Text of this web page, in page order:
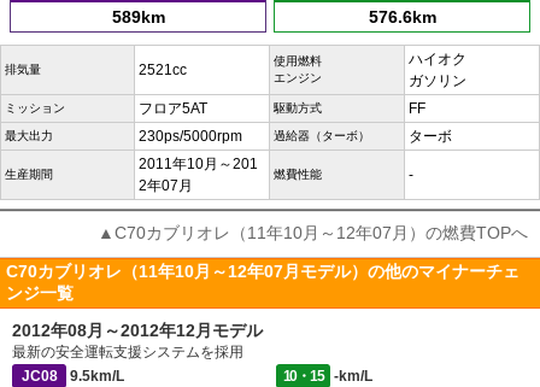
589km 576.6km
排気量 2521cc
使用燃料
エンジン
ハイオク
ガソリン
ミッション フロア5AT 駆動方式 FF
最大出力 230ps/5000rpm 過給器（ターボ） ターボ
生産期間
2011年10月～201
2年07月
燃費性能 -
▲C70カブリオレ（11年10月～12年07月）の燃費TOPへ
C70カブリオレ（11年10月～12年07月モデル）の他のマイナーチェ
ンジ一覧
2012年08月～2012年12月モデル
最新の安全運転支援システムを採用
JC08
9.5km/L 10・15 -km/L